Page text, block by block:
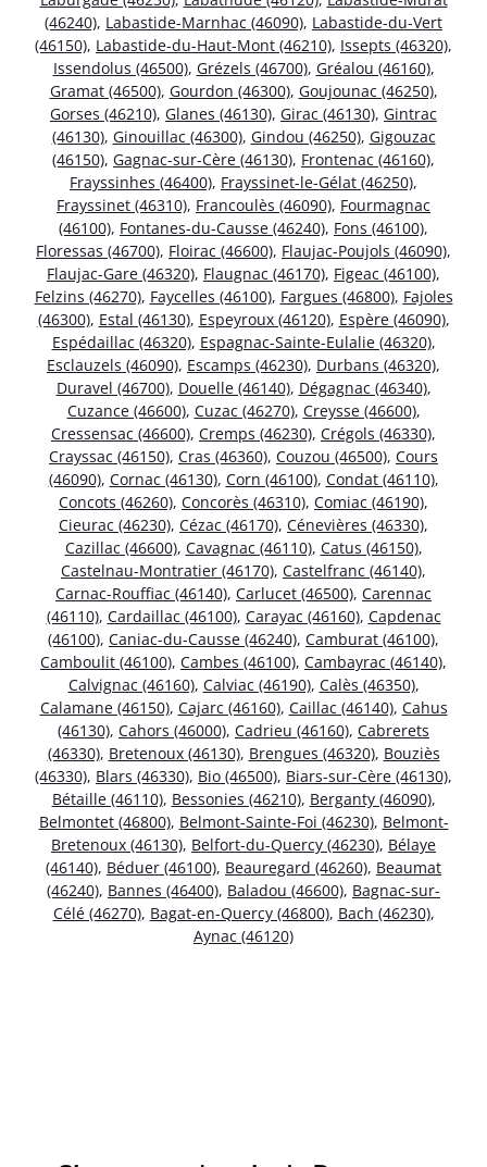
(46240), Labastide-Marnhac (46090), Labastide-du-Vert
(46150), Labastide-du-Haut-Mont (46210), Issepts (46320),
Issendolus (46500), Grézels (46700), Gréalou (46160),
Gramat (46500), Gourdon (46300), Goujounac (46250),
Gorses (46210), Glanes (46130), Girac (46130), Gintrac
(46130), Ginouillac (46300), Gindou (46250), Gigouzac
(46150), Gagnac-sur-Cère (46130), Frontenac (46160),
Frayssinhes (46400), Frayssinet-le-Gélat (46250),
Frayssinet (46310), Francoulès (46090), Fourmagnac
(46100), Fontanes-du-Causse (46240), Fons (46100),
Floressas (46700), Floirac (46600), Flaujac-Poujols (46090),
Flaujac-Gare (46320), Flaugnac (46170), Figeac (46100),
Felzins (46270), Faycelles (46100), Fargues (46800), Fajoles
(46300), Estal (46130), Espeyroux (46120), Espère (46090),
Espédaillac (46320), Espagnac-Sainte-Eulalie (46320),
Esclauzels (46090), Escamps (46230), Durbans (46320),
Duravel (46700), Douelle (46140), Dégagnac (46340),
Cuzance (46600), Cuzac (46270), Creysse (46600),
Cressensac (46600), Cremps (46230), Crégols (46330),
Crayssac (46150), Cras (46360), Couzou (46500), Cours
(46090), Cornac (46130), Corn (46100), Condat (46110),
Concots (46260), Concorès (46310), Comiac (46190),
Cieurac (46230), Cézac (46170), Cénevières (46330),
Cazillac (46600), Cavagnac (46110), Catus (46150),
Castelnau-Montratier (46170), Castelfranc (46140),
Carnac-Rouffiac (46140), Carlucet (46500), Carennac
(46110), Cardaillac (46100), Carayac (46160), Capdenac
(46100), Caniac-du-Causse (46240), Camburat (46100),
Camboulit (46100), Cambes (46100), Cambayrac (46140),
Calvignac (46160), Calviac (46190), Calès (46350),
Calamane (46150), Cajarc (46160), Caillac (46140), Cahus
(46130), Cahors (46000), Cadrieu (46160), Cabrerets
(46330), Bretenoux (46130), Brengues (46320), Bouziès
(46330), Blars (46330), Bio (46500), Biars-sur-Cère (46130),
Bétaille (46110), Bessonies (46210), Berganty (46090),
Belmontet (46800), Belmont-Sainte-Foi (46230), Belmont-
Bretenoux (46130), Belfort-du-Quercy (46230), Bélaye
(46140), Béduer (46100), Beauregard (46260), Beaumat
(46240), Bannes (46400), Baladou (46600), Bagnac-sur-
Célé (46270), Bagat-en-Quercy (46800), Bach (46230),
Aynac (46120)